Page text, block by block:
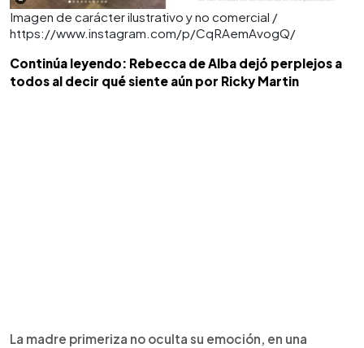
Imagen de carácter ilustrativo y no comercial /
https://www.instagram.com/p/CqRAemAvogQ/
Continúa leyendo: Rebecca de Alba dejó perplejos a
todos al decir qué siente aún por Ricky Martin
La madre primeriza no oculta su emoción, en una